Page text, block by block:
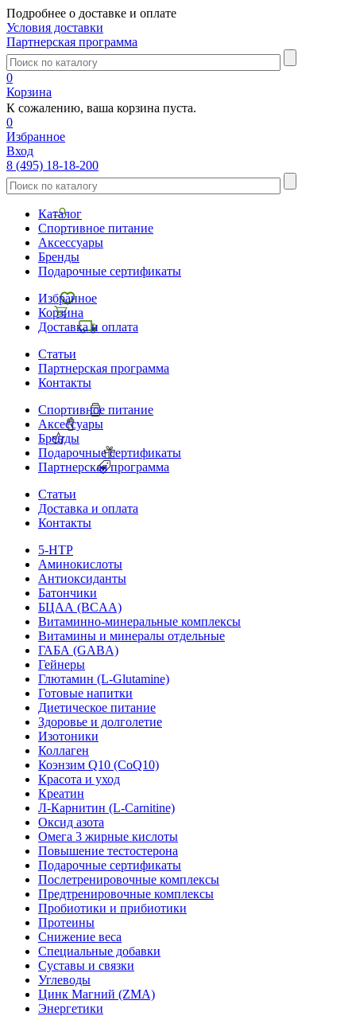
Подробнее о доставке и оплате
Условия доставки
Партнерская программа
0
Корзина
К сожалению, ваша корзина пуста.
0
Избранное
Вход
8 (495) 18-18-200
Каталог
Спортивное питание
Аксессуары
Бренды
Подарочные сертификаты
Избранное
Корзина
Доставка и оплата
Статьи
Партнерская программа
Контакты
Спортивное питание
Аксессуары
Бренды
Подарочные сертификаты
Партнерская программа
Статьи
Доставка и оплата
Контакты
5-HTP
Аминокислоты
Антиоксиданты
Батончики
БЦАА (BCAA)
Витаминно-минеральные комплексы
Витамины и минералы отдельные
ГАБА (GABA)
Гейнеры
Глютамин (L-Glutamine)
Готовые напитки
Диетическое питание
Здоровье и долголетие
Изотоники
Коллаген
Коэнзим Q10 (CoQ10)
Красота и уход
Креатин
Л-Карнитин (L-Сarnitine)
Оксид азота
Омега 3 жирные кислоты
Повышение тестостерона
Подарочные сертификаты
Послетренировочные комплексы
Предтренировочные комплексы
Пробиотики и прибиотики
Протеины
Снижение веса
Специальные добавки
Суставы и связки
Углеводы
Цинк Магний (ZMA)
Энергетики